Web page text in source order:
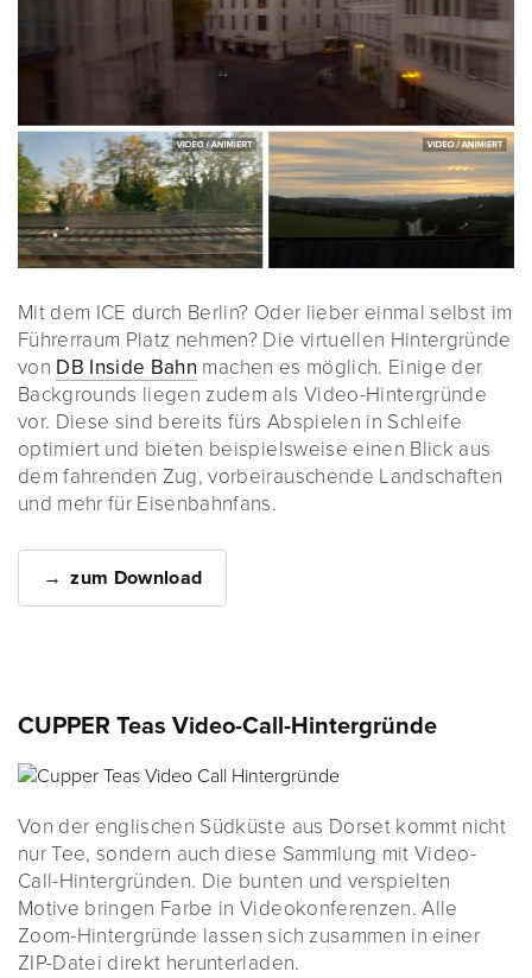
Mit dem ICE durch Berlin? Oder lieber einmal selbst im
Führerraum Platz nehmen? Die virtuellen Hintergründe
von DB Inside Bahn machen es möglich. Einige der
Backgrounds liegen zudem als Video-Hintergründe
vor. Diese sind bereits fürs Abspielen in Schleife
optimiert und bieten beispielsweise einen Blick aus
dem fahrenden Zug, vorbeirauschende Landschaften
und mehr für Eisenbahnfans.
zum Download
CUPPER Teas Video-Call-Hintergründe
Von der englischen Südküste aus Dorset kommt nicht
nur Tee, sondern auch diese Sammlung mit Video-
Call-Hintergründen. Die bunten und verspielten
Motive bringen Farbe in Videokonferenzen. Alle
Zoom-Hintergründe lassen sich zusammen in einer
ZIP-Datei direkt herunterladen.